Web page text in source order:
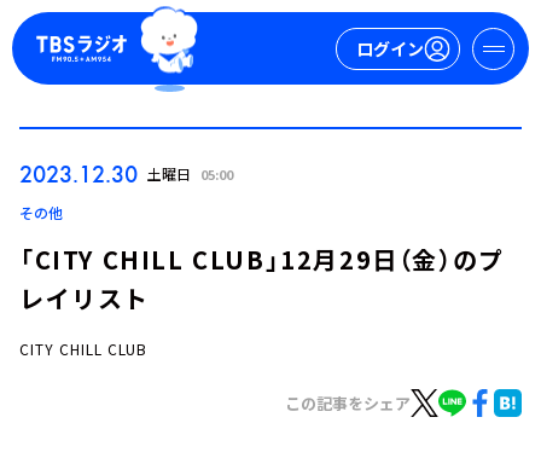
ログイン
2023.12.30 土曜日 05:00
その他
「CITY CHILL CLUB」12月29日（金）のプ
レイリスト
CITY CHILL CLUB
この記事をシェア